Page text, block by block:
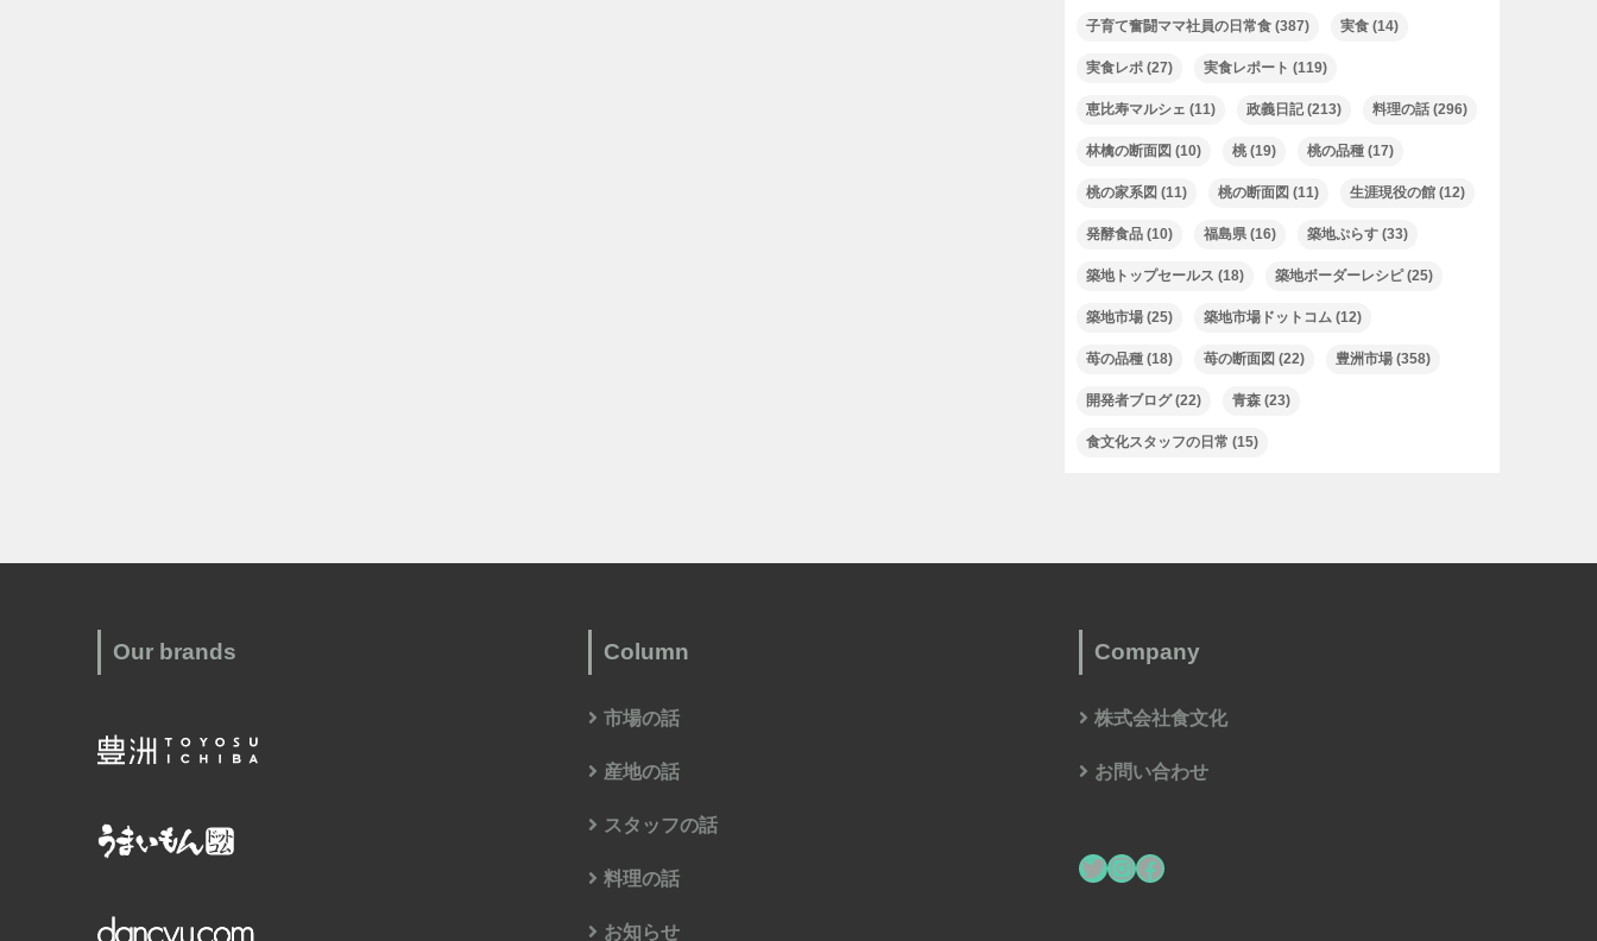
子育て奮闘ママ社員の日常食 (387) 実食 (14)
実食レポ (27) 実食レポート (119)
恵比寿マルシェ (11) 政義日記(213) 料理の話 (296)
林檎の断面図 (10) 桃(19) 桃の品種 (17)
桃の家系図 (11) 桃の断面図 (11) 生涯現役の館 (12)
発酵食品 (10) 福島県 (16) 築地ぷらす (33)
築地トップセールス (18) 築地ボーダーレシピ(25)
築地市場 (25) 築地市場ドットコム (12)
苺の品種 (18) 苺の断面図 (22) 豊洲市場 (358)
開発者ブログ(22) 青森 (23)
食文化スタッフの日常 (15)
Our brands Column
市場の話
産地の話
スタッフの話
料理の話
お知らせ
Company
株式会社食文化
お問い合わせ